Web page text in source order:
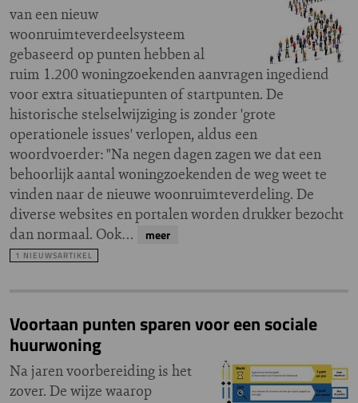
van een nieuw
woonruimteverdeelsysteem
gebaseerd op punten hebben al
ruim 1.200 woningzoekenden aanvragen ingediend
voor extra situatiepunten of startpunten. De
historische stelselwijziging is zonder 'grote
operationele issues' verlopen, aldus een
woordvoerder: "Na negen dagen zagen we dat een
behoorlijk aantal woningzoekenden de weg weet te
vinden naar de nieuwe woonruimteverdeling. De
diverse websites en portalen worden drukker bezocht
dan normaal. Ook…
meer
1 NIEUWSARTIKEL
Voortaan punten sparen voor een sociale
huurwoning
Na jaren voorbereiding is het
zover. De wijze waarop